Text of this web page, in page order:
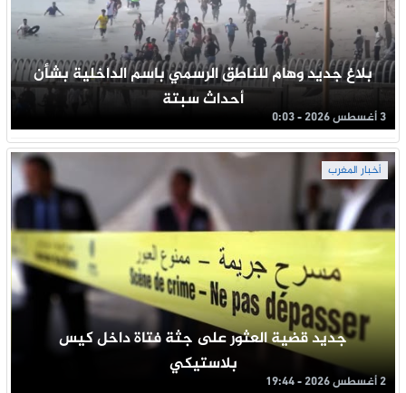
بلاغ جديد وهام للناطق الرسمي باسم الداخلية بشأن
أحداث سبتة
3 أغسطس 2026 - 0:03
أخبار المغرب
جديد قضية العثور على جثة فتاة داخل كيس
بلاستيكي
2 أغسطس 2026 - 19:44